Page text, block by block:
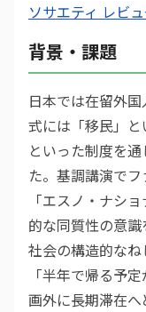
ソサエティ レビ
背景・課題
日本では在留外
式には「移民」
といった制度を
た。基調講演で
「エスノ・ナシ
的な同質性の意
社会の構造的なね
「半年で帰る予
画外に長期滞在